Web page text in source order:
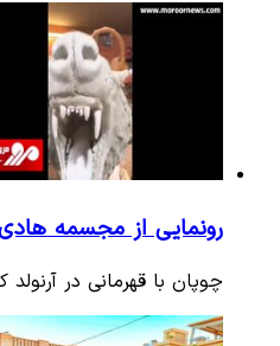
رونمایی از مجسمه
چوپان با قهرمانی در